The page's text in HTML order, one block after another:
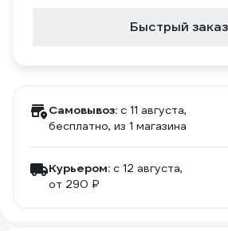
Быстрый заказ
Самовывоз: c 11 августа,
бесплатно, из 1 магазина
Курьером: c 12 августа,
от 290 ₽